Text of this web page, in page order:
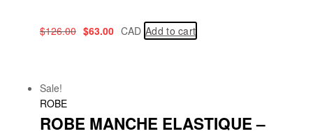
$126.00 $63.00 CAD Add to cart
Sale!
ROBE
ROBE MANCHE ELASTIQUE –